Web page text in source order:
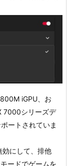
iGPU、お
7000シリーズデ
ートされていま
効にして、排他
ードでゲームを